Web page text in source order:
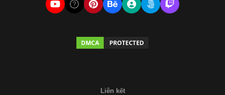
Liên kết